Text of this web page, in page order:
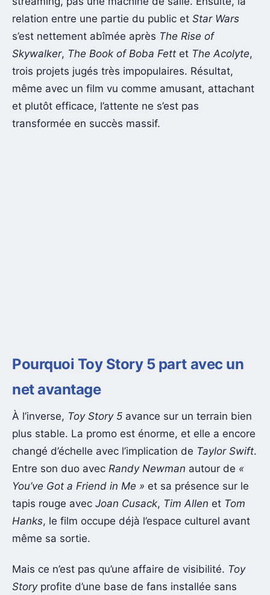
relation entre une partie du public et Star Wars
s’est nettement abîmée après The Rise of
Skywalker, The Book of Boba Fett et The Acolyte,
trois projets jugés très impopulaires. Résultat,
même avec un film vu comme amusant, attachant
et plutôt efficace, l’attente ne s’est pas
transformée en succès massif.
Pourquoi Toy Story 5 part avec un
net avantage
À l’inverse, Toy Story 5 avance sur un terrain bien
plus stable. La promo est énorme, et elle a encore
changé d’échelle avec l’implication de Taylor Swift.
Entre son duo avec Randy Newman autour de «
You’ve Got a Friend in Me » et sa présence sur le
tapis rouge avec Joan Cusack, Tim Allen et Tom
Hanks, le film occupe déjà l’espace culturel avant
même sa sortie.
Mais ce n’est pas qu’une affaire de visibilité. Toy
Storyprofite d’une base de fans installée sans